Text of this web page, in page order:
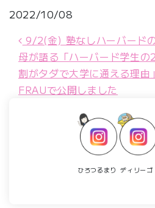
2022/10/08
投稿ナビゲーション
9/2(金) 塾なしハーバード
母が語る「ハーバード学生の2
割がタダで大学に通える理由」
FRAUで公開しました
ひろつるまり ディリーゴ